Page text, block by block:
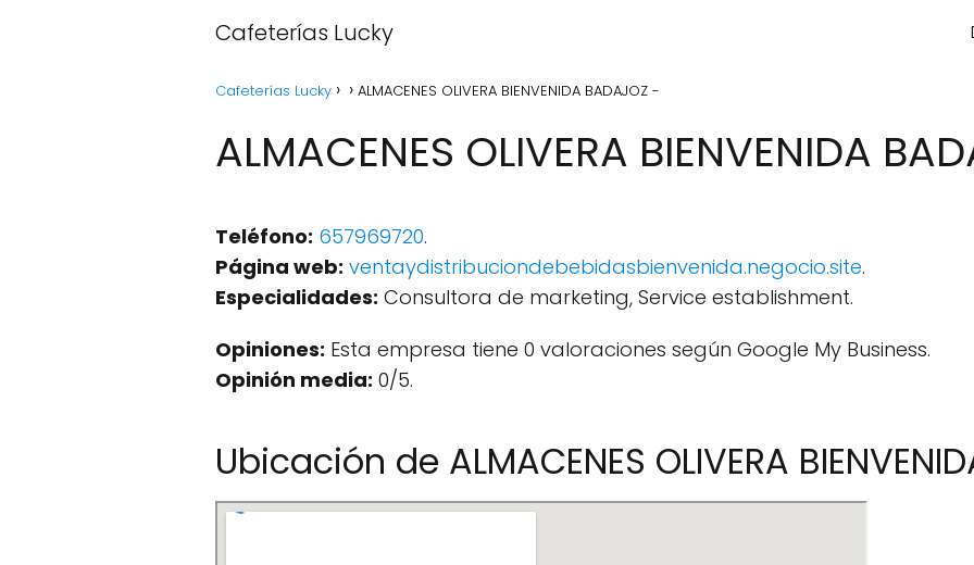
Cafeterías Lucky
Cafeterías Lucky ALMACENES OLIVERA BIENVENIDA BADAJOZ -
ALMACENES OLIVERA BIENVENIDA
Teléfono: 657969720.
Página web: ventaydistribuciondebebidasbienvenida.negocio.site.
Especialidades: Consultora de marketing, Service establishment.
Opiniones: Esta empresa tiene 0 valoraciones según Google My Business.
Opinión media: 0/5.
Ubicación de ALMACENES OLIVERA